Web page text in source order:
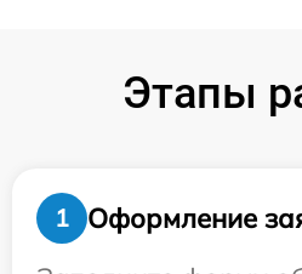
Этапы
1
Оформление